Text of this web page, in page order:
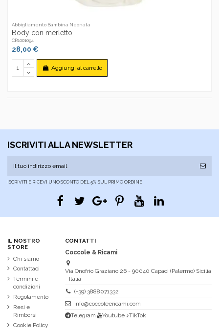
Abbigliamento Bambina Neonata
Body con merletto
CR1001094
28,00 €
Aggiungi al carrello
ISCRIVITI ALLA NEWSLETTER
ISCRIVITI E RICEVI UNO SCONTO DEL 5% SUL PRIMO ORDINE
IL NOSTRO
STORE
Chi siamo
Contattaci
Termini e
condizioni
Regolamento
Resi e
Rimborsi
Cookie Policy
CONTATTI
Coccole & Ricami
Via Onofrio Graziano 26 - 90040 Capaci (Palermo) Sicilia
- Italia
(+39) 3888071332
info@coccoleericami.com
Telegram
Youtube ♪TikTok